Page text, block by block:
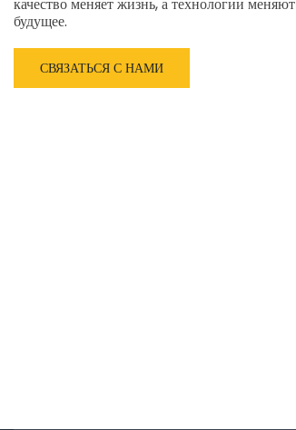
качество меняет жизнь, а технологии меняют
будущее.
СВЯЗАТЬСЯ С НАМИ